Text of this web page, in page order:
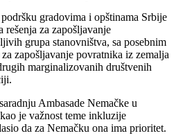
gradovima i opštinama Srbije
za zapošljavanje
grupa stanovništva, sa posebnim
zapošljavanje povratnika iz zemalja
marginalizovanih društvenih
Ambasade Nemačke u
je važnost teme inkluzije
da za Nemačku ona ima prioritet.